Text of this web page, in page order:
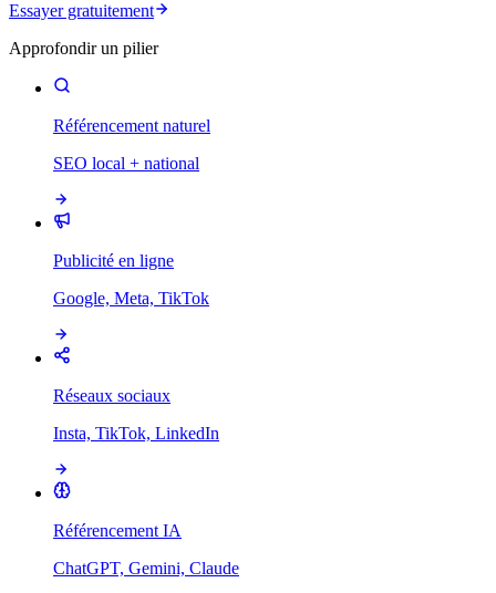
Essayer gratuitement
Approfondir un pilier
Référencement naturel
SEO local + national
Publicité en ligne
Google, Meta, TikTok
Réseaux sociaux
Insta, TikTok, LinkedIn
Référencement IA
ChatGPT, Gemini, Claude